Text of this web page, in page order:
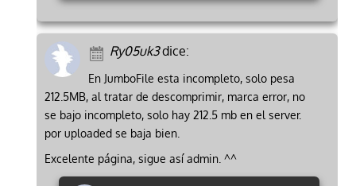
Ry05uk3dice:
En JumboFile esta incompleto, solo pesa
212.5MB, al tratar de descomprimir, marca error, no
se bajo incompleto, solo hay 212.5 mb en el server.
por uploaded se baja bien.
Excelente página, sigue así admin. ^^